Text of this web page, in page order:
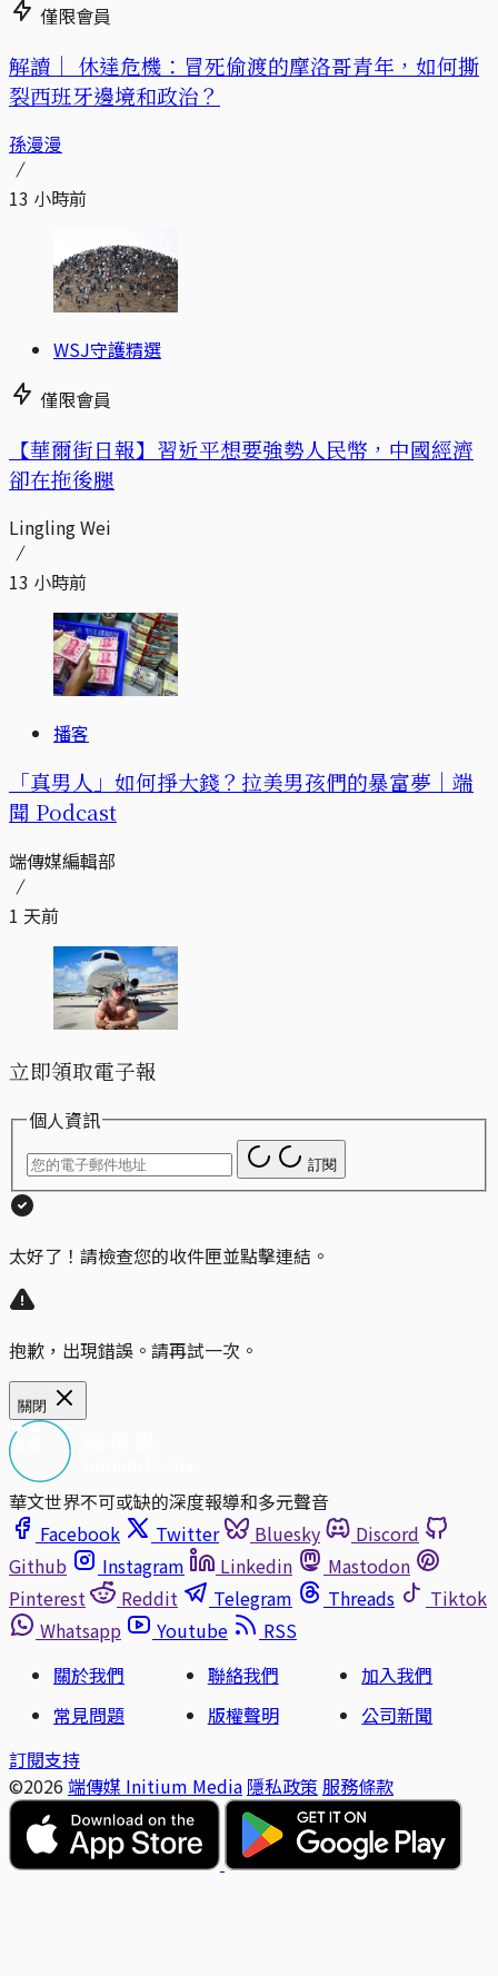
僅限會員
解讀｜ 休達危機：冒死偷渡的摩洛哥青年，如何撕
裂西班牙邊境和政治？
孫漫漫
13 小時前
WSJ守護精選
僅限會員
【華爾街日報】習近平想要強勢人民幣，中國經濟
卻在拖後腿
Lingling Wei
13 小時前
播客
「真男人」如何掙大錢？拉美男孩們的暴富夢｜端
聞 Podcast
端傳媒編輯部
1 天前
立即領取電子報
個人資訊
訂閱
太好了！請檢查您的收件匣並點擊連結。
抱歉，出現錯誤。請再試一次。
關閉
華文世界不可或缺的深度報導和多元聲音
Facebook
Twitter Bluesky
Discord
Github
Instagram Linkedin
Mastodon
Pinterest
Reddit Telegram Threads
Tiktok
Whatsapp
Youtube
RSS
關於我們
聯絡我們
加入我們
常見問題
版權聲明
公司新聞
訂閱支持
©2026 端傳媒 Initium Media 隱私政策 服務條款